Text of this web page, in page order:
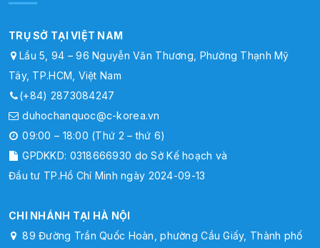
TRỤ SỞ TẠI VIỆT NAM
Lầu 5, 94 – 96 Nguyễn Văn Thương, Phường Thạnh Mỹ
Tây, TP.HCM, Việt Nam
(+84) 2873084247
duhochanquoc@c-korea.vn
09:00 – 18:00 (Thứ 2 – thứ 6)
GPDKKD: 0318666930 do Sở Kế hoạch và
Đầu tư TP.Hồ Chí Minh ngày 2024-09-13
CHI NHÁNH TẠI HÀ NỘI
89 Đường Trần Quốc Hoàn, phường Cầu Giấy, Thành phố